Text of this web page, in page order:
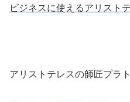
ビジネスに使えるアリスト
アリストテレスの師匠プラ